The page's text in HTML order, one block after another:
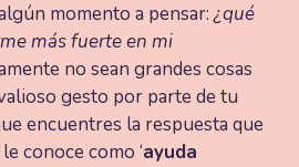
momento a pensar:¿qué
más fuerte en mi
no sean grandes cosas
gesto por parte de tu
encuentres la respuesta que
conoce como ‘ayuda